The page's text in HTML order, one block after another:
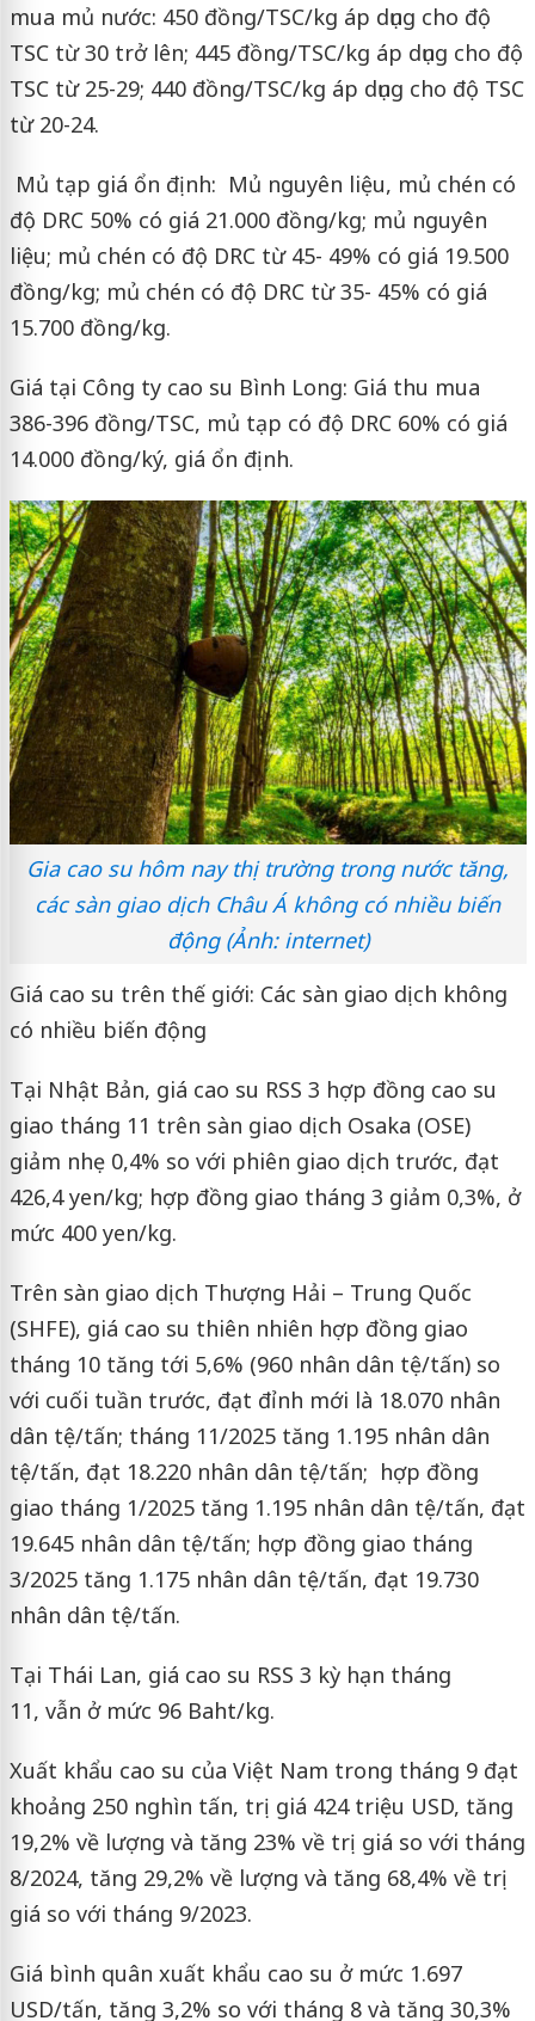
mua mủ nước: 450 đồng/TSC/kg áp dụng cho độ
TSC từ 30 trở lên; 445 đồng/TSC/kg áp dụng cho độ
TSC từ 25-29; 440 đồng/TSC/kg áp dụng cho độ TSC
từ 20-24.
Mủ tạp giá ổn định: Mủ nguyên liệu, mủ chén có
độ DRC 50% có giá 21.000 đồng/kg; mủ nguyên
liệu; mủ chén có độ DRC từ 45- 49% có giá 19.500
đồng/kg; mủ chén có độ DRC từ 35- 45% có giá
15.700 đồng/kg.
Giá tại Công ty cao su Bình Long: Giá thu mua
386-396 đồng/TSC, mủ tạp có độ DRC 60% có giá
14.000 đồng/ký, giá ổn định.
Gia cao su hôm nay thị trường trong nước tăng,
các sàn giao dịch Châu Á không có nhiều biến
động (Ảnh: internet)
Giá cao su trên thế giới: Các sàn giao dịch không
có nhiều biến động
Tại Nhật Bản, giá cao su RSS 3 hợp đồng cao su
giao tháng 11 trên sàn giao dịch Osaka (OSE)
giảm nhẹ 0,4% so với phiên giao dịch trước, đạt
426,4 yen/kg; hợp đồng giao tháng 3 giảm 0,3%, ở
mức 400 yen/kg.
Trên sàn giao dịch Thượng Hải – Trung Quốc
(SHFE), giá cao su thiên nhiên hợp đồng giao
tháng 10 tăng tới 5,6% (960 nhân dân tệ/tấn) so
với cuối tuần trước, đạt đỉnh mới là 18.070 nhân
dân tệ/tấn; tháng 11/2025 tăng 1.195 nhân dân
tệ/tấn, đạt 18.220 nhân dân tệ/tấn; hợp đồng
giao tháng 1/2025 tăng 1.195 nhân dân tệ/tấn, đạt
19.645 nhân dân tệ/tấn; hợp đồng giao tháng
3/2025 tăng 1.175 nhân dân tệ/tấn, đạt 19.730
nhân dân tệ/tấn.
Tại Thái Lan, giá cao su RSS 3 kỳ hạn tháng
11, vẫn ở mức 96 Baht/kg.
Xuất khẩu cao su của Việt Nam trong tháng 9 đạt
khoảng 250 nghìn tấn, trị giá 424 triệu USD, tăng
19,2% về lượng và tăng 23% về trị giá so với tháng
8/2024, tăng 29,2% về lượng và tăng 68,4% về trị
giá so với tháng 9/2023.
Giá bình quân xuất khẩu cao su ở mức 1.697
USD/tấn, tăng 3,2% so với tháng 8 và tăng 30,3%